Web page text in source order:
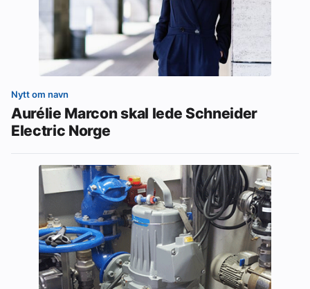
Nytt om navn
Aurélie Marcon skal lede Schneider
Electric Norge